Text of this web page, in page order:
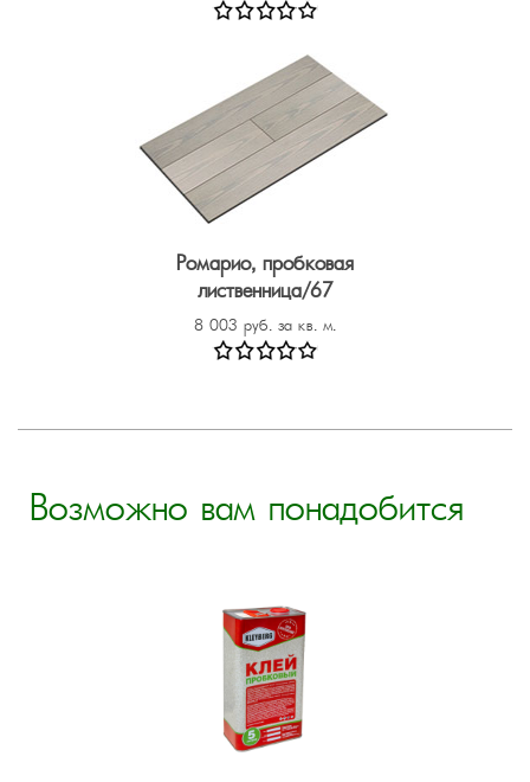
Ромарио, пробковая
лиственница/67
8 003 руб. за кв. м.
Возможно вам понадобится